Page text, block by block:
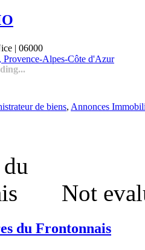
| 06000
Provence-Alpes-Côte d'Azur
de biens, Annonces
Not
du Frontonnais